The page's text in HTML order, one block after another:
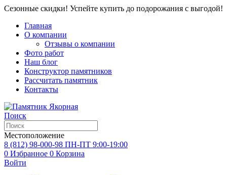
Сезонные скидки! Успейте купить до подорожания с выгодой!
Главная
О компании
Отзывы о компании
Фото работ
Наш блог
Конструктор памятников
Рассчитать памятник
Контакты
Поиск
Местоположение
8 (812) 98-000-98 ПН-ПТ 9:00-19:00
0 Избранное 0 Корзина
Войти